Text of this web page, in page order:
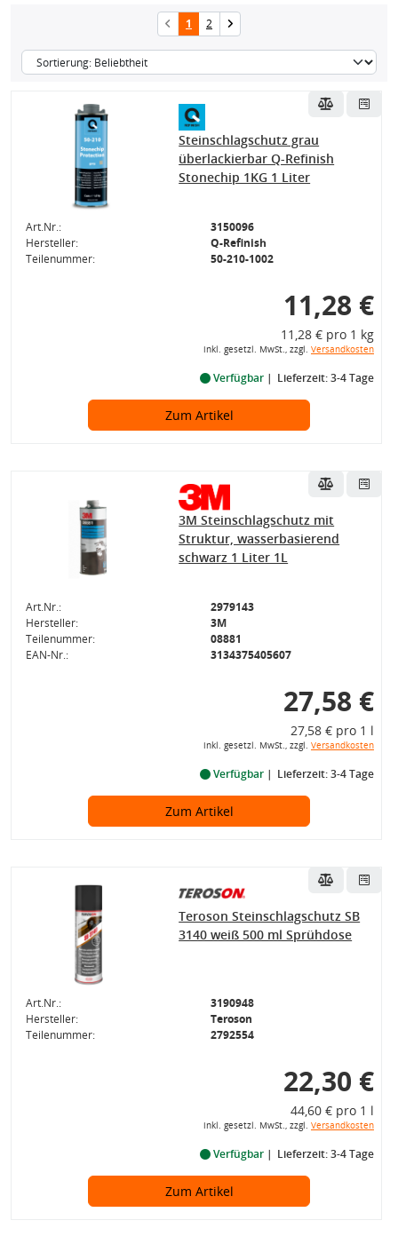
1 2
Steinschlagschutz grau
überlackierbar Q-Refinish
Stonechip 1KG 1 Liter
Art.Nr.:
3150096
Hersteller:
Q-Refinish
Teilenummer:
50-210-1002
11,28 €
11,28 € pro 1 kg
inkl. gesetzl. MwSt., zzgl. Versandkosten
Verfügbar Lieferzeit: 3-4 Tage
Zum Artikel
3M Steinschlagschutz mit
Struktur, wasserbasierend
schwarz 1 Liter 1L
Art.Nr.:
2979143
Hersteller:
3M
Teilenummer:
08881
EAN-Nr.:
3134375405607
27,58 €
27,58 € pro 1 l
inkl. gesetzl. MwSt., zzgl. Versandkosten
Verfügbar Lieferzeit: 3-4 Tage
Zum Artikel
Teroson Steinschlagschutz SB
3140 weiß 500 ml Sprühdose
Art.Nr.:
3190948
Hersteller:
Teroson
Teilenummer:
2792554
22,30 €
44,60 € pro 1 l
inkl. gesetzl. MwSt., zzgl. Versandkosten
Verfügbar Lieferzeit: 3-4 Tage
Zum Artikel